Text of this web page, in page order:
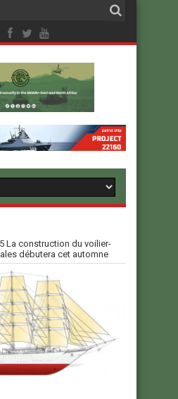
5 La construction du voilier-
débutera cet automne